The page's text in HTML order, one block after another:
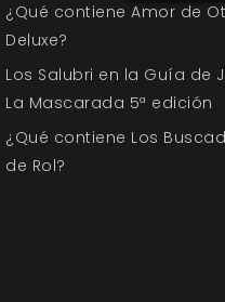
¿Qué contiene Amor de
Deluxe?
Los Salubri en la Guía de
La Mascarada 5ª edición
¿Qué contiene Los
de Rol?